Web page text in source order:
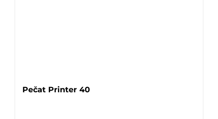
Pečat Printer 40